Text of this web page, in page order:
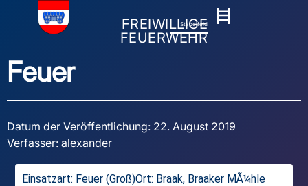
FREIWILLIGE
FEUERWEHR
Stapelfeld
Feuer
Datum der Veröffentlichung: 22. August 2019
Verfasser: alexander
Einsatzart: Feuer (Groß)Ort: Braak, Braaker MÃ¼hle